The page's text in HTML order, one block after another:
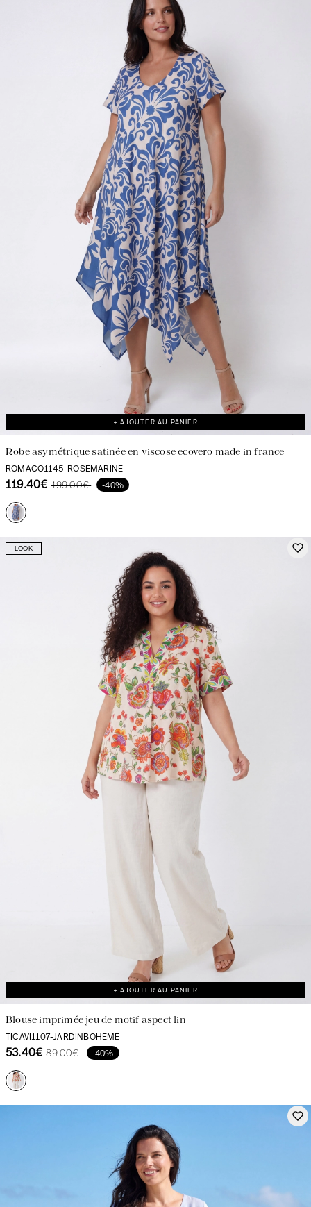
+ AJOUTER AU PANIER
Robe asymétrique satinée en viscose ecovero made in france
ROMACO1145-ROSEMARINE
119.40€ 199.00€ -40%
LOOK
+ AJOUTER AU PANIER
Blouse imprimée jeu de motif aspect lin
TICAVI1107-JARDINBOHEME
53.40€ 89.00€ -40%